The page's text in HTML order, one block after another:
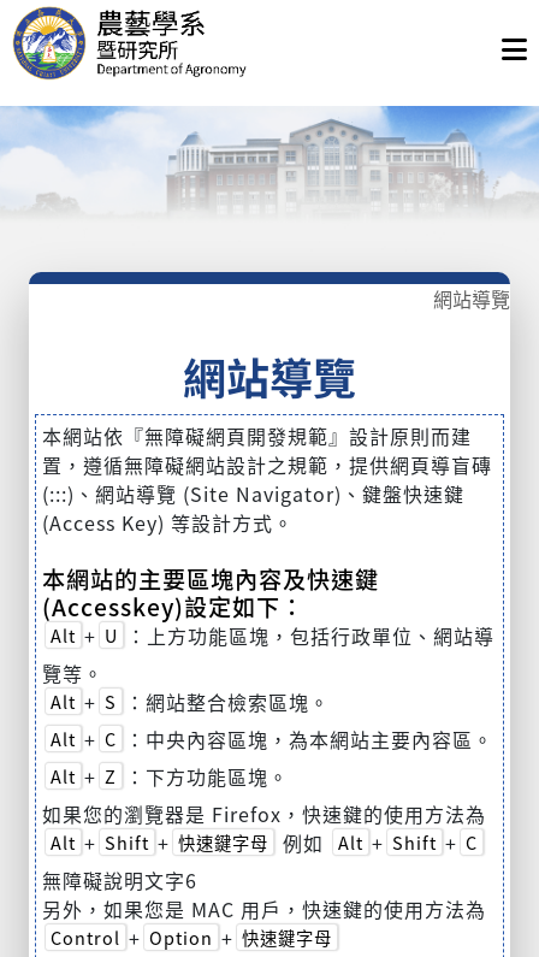
網站導覽
網站導覽
本網站依『無障礙網頁開發規範』設計原則而建
置，遵循無障礙網站設計之規範，提供網頁導盲磚
(:::)、網站導覽 (Site Navigator)、鍵盤快速鍵
(Access Key) 等設計方式。
本網站的主要區塊內容及快速鍵
(Accesskey)設定如下：
Alt + U
：上方功能區塊，包括行政單位、網站導
覽等。
Alt + S ：網站整合檢索區塊。
Alt + C ：中央內容區塊，為本網站主要內容區。
Alt + Z
：下方功能區塊。
如果您的瀏覽器是 Firefox，快速鍵的使用方法為
Alt + Shift + 快速鍵字母 例如 Alt + Shift + C
無障礙說明文字6
另外，如果您是 MAC 用戶，快速鍵的使用方法為
Control + Option + 快速鍵字母